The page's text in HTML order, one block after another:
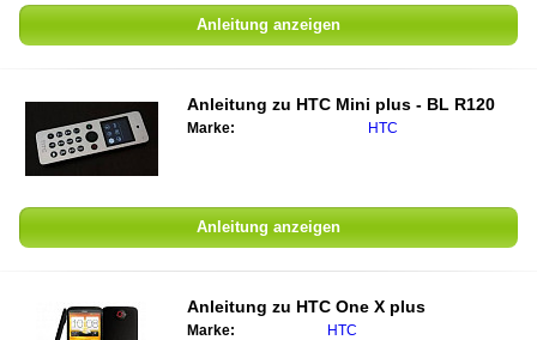
Anleitung anzeigen
Anleitung zu HTC Mini plus - BL R120
Marke: HTC
Anleitung anzeigen
Anleitung zu HTC One X plus
Marke: HTC